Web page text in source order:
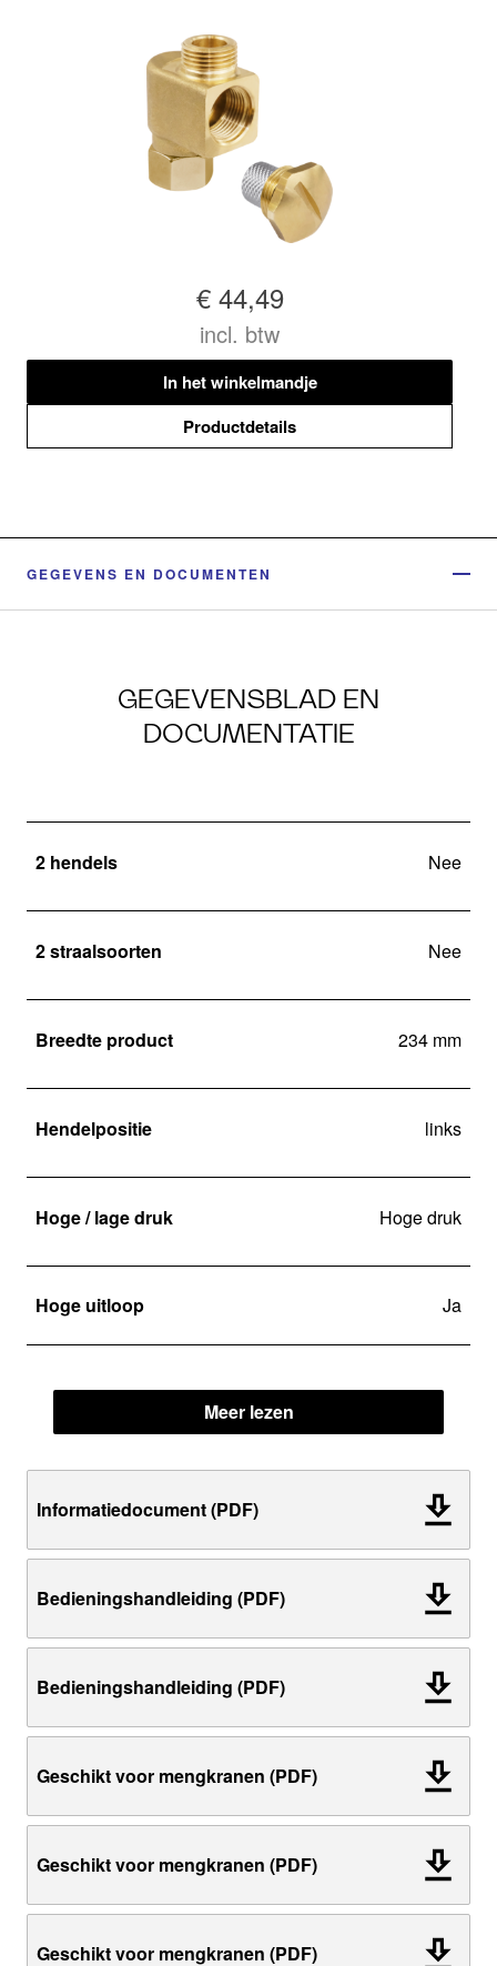
€ 44,49
incl. btw
In het winkelmandje
Productdetails
GEGEVENS EN DOCUMENTEN
GEGEVENSBLAD EN
DOCUMENTATIE
2 hendels Nee
2 straalsoorten Nee
Breedte product 234 mm
Hendelpositie links
Hoge / lage druk Hoge druk
Hoge uitloop Ja
Meer lezen
Informatiedocument (PDF)
Bedieningshandleiding (PDF)
Bedieningshandleiding (PDF)
Geschikt voor mengkranen (PDF)
Geschikt voor mengkranen (PDF)
Geschikt voor mengkranen (PDF)